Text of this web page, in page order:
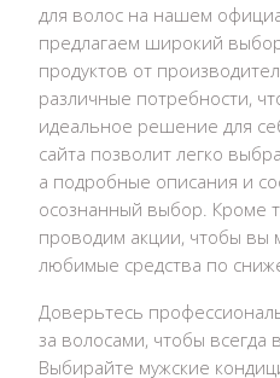
для волос на нашем
предлагаем широкий
продуктов от
различные потребности,
идеальное решение для
сайта позволит легко
а подробные описания и
осознанный выбор. Кроме
проводим акции, чтобы вы
любимые средства по
Доверьтесь
за волосами, чтобы всегда
Выбирайте мужские